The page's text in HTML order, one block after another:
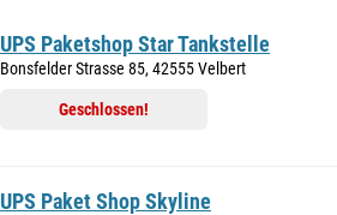
UPS Paketshop Star Tankstelle
Bonsfelder Strasse 85, 42555 Velbert
Geschlossen!
UPS Paket Shop Skyline